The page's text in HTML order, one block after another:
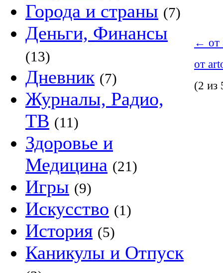
Города и страны (7)
Деньги, Финансы
(13)
Дневник (7)
Журналы, Радио,
ТВ (11)
Здоровье и
Медицина (21)
Игры (9)
Искусство (1)
История (5)
Каникулы и Отпуск
← от
от
(2 из